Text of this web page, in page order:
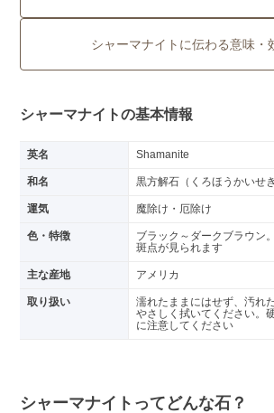
シャーマナイトに伝わる意味・
シャーマナイトの基本情報
英名 Shamanite
和名 黒方解石（くろほうかいせき
運気 魔除け・厄除け
色・特徴
ブラック～ダークブラウン
斑点が見られます
主な産地 アメリカ
取り扱い
濡れたままにはせず、汚れ
やさしく拭いてください。
に注意してください
シャーマナイトってどんな石？